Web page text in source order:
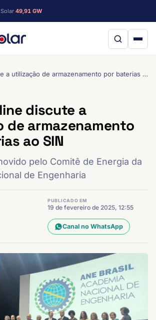
49,91 GW
Painel online discute a utilização de armazenamento por baterias ao SIN
discute a
de armazenamento
ao SIN
pelo Comitê de Energia da
de Engenharia
PUBLICADO EM
19 de fevereiro de 2025, 12:55
Canal no WhatsApp